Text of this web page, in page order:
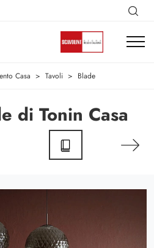
Casa > Tavoli > Blade
di Tonin Casa